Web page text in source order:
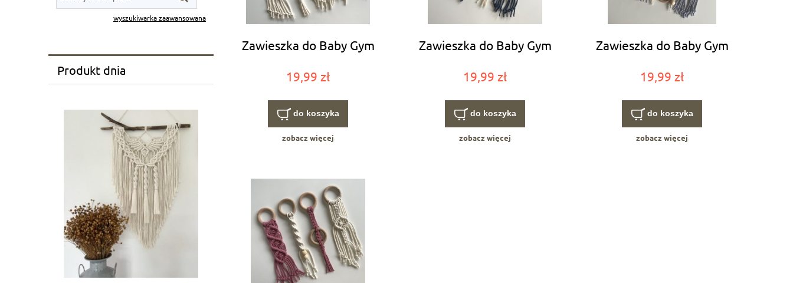
wyszukiwarka zaawansowana
Produkt dnia
Zawieszka do Baby Gym
19,99 zł
do koszyka
zobacz więcej
Zawieszka do Baby Gym
19,99 zł
do koszyka
zobacz więcej
Zawieszka do Baby Gym
19,99 zł
do koszyka
zobacz więcej